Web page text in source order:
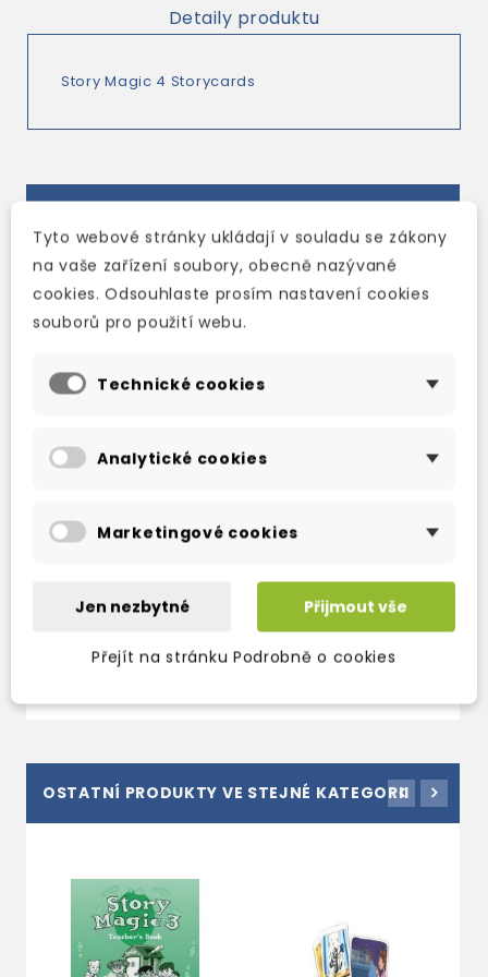
Detaily produktu
Story Magic 4 Storycards
3-5 dní
430 Kč -15% 366 Kč
TEACHER'S BOOK
3-5 dní
765 Kč 650 Kč
OSTATNÍ PRODUKTY VE STEJNÉ KATEGORII
Tyto webové stránky ukládají v souladu se zákony
na vaše zařízení soubory, obecně nazývané
cookies. Odsouhlaste prosím nastavení cookies
souborů pro použití webu.
Technické cookies
Analytické cookies
Marketingové cookies
Jen nezbytné Přijmout vše
Přejít na stránku Podrobně o cookies